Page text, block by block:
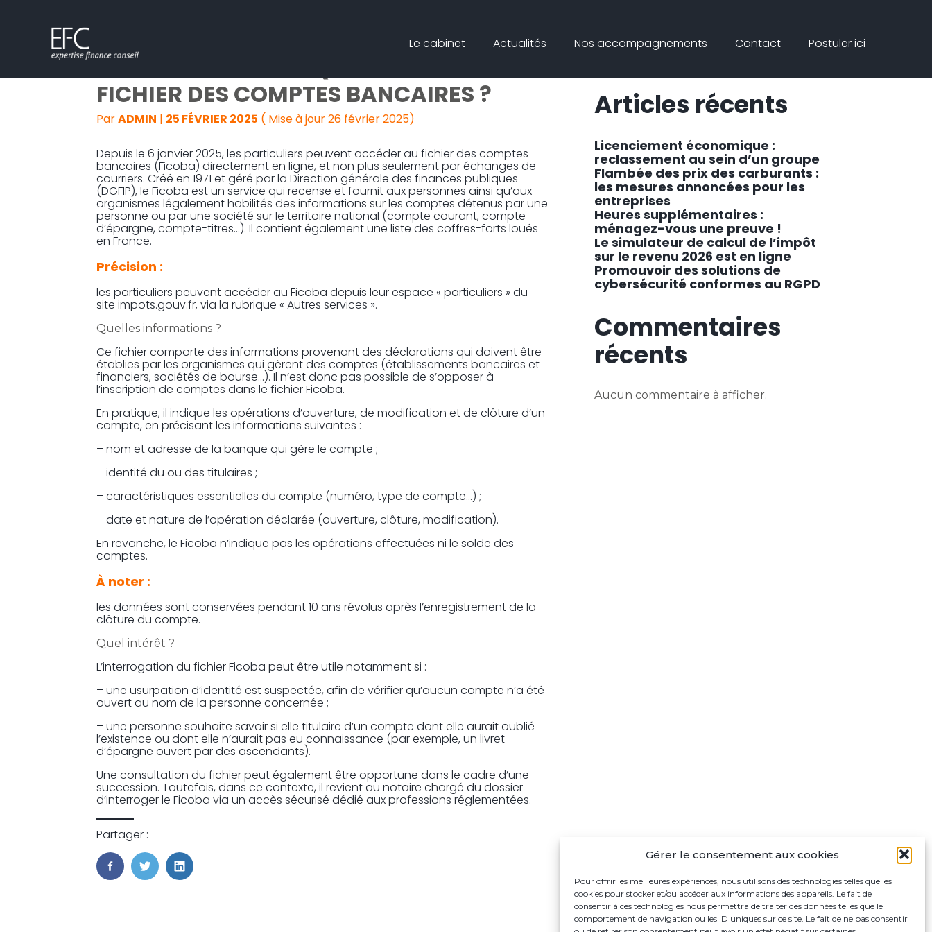
Gérer le consentement aux cookies
Pour offrir les meilleures expériences, nous utilisons des technologies telles que les
cookies pour stocker et/ou accéder aux informations des appareils. Le fait de
consentir à ces technologies nous permettra de traiter des données telles que le
comportement de navigation ou les ID uniques sur ce site. Le fait de ne pas consentir
Aller
au
Le cabinet Actualités Nos accompagnements Contact Postuler ici
COMMENT ET POURQUOI ACCÉDER AU
FICHIER DES COMPTES BANCAIRES ?
ParADMIN | 25 FÉVRIER 2025 ( Mise à jour 26 février 2025)
Depuis le 6 janvier 2025, les particuliers peuvent accéder au fichier des comptes
bancaires (Ficoba) directement en ligne, et non plus seulement par échanges de
courriers. Créé en 1971 et géré par la Direction générale des finances publiques
(DGFIP), le Ficoba est un service qui recense et fournit aux personnes ainsi qu’aux
organismes légalement habilités des informations sur les comptes détenus par une
personne ou par une société sur le territoire national (compte courant, compte
d’épargne, compte-titres…). Il contient également une liste des coffres-forts loués
en France.
Précision :
les particuliers peuvent accéder au Ficoba depuis leur espace « particuliers » du
site impots.gouv.fr, via la rubrique « Autres services ».
Quelles informations ?
Ce fichier comporte des informations provenant des déclarations qui doivent être
établies par les organismes qui gèrent des comptes (établissements bancaires et
financiers, sociétés de bourse…). Il n’est donc pas possible de s’opposer à
l’inscription de comptes dans le fichier Ficoba.
En pratique, il indique les opérations d’ouverture, de modification et de clôture d’un
compte, en précisant les informations suivantes :
– nom et adresse de la banque qui gère le compte ;
– identité du ou des titulaires ;
– caractéristiques essentielles du compte (numéro, type de compte…) ;
– date et nature de l’opération déclarée (ouverture, clôture, modification).
En revanche, le Ficoba n’indique pas les opérations effectuées ni le solde des
comptes.
À noter :
les données sont conservées pendant 10 ans révolus après l’enregistrement de la
clôture du compte.
Quel intérêt ?
L’interrogation du fichier Ficoba peut être utile notamment si :
– une usurpation d’identité est suspectée, afin de vérifier qu’aucun compte n’a été
ouvert au nom de la personne concernée ;
– une personne souhaite savoir si elle titulaire d’un compte dont elle aurait oublié
l’existence ou dont elle n’aurait pas eu connaissance (par exemple, un livret
d’épargne ouvert par des ascendants).
Une consultation du fichier peut également être opportune dans le cadre d’une
succession. Toutefois, dans ce contexte, il revient au notaire chargé du dossier
d’interroger le Ficoba via un accès sécurisé dédié aux professions réglementées.
Partager :
FaceBook
TwitterLinkedIn
Blog
sidebar
Articles récents
Licenciement économique :
reclassement au sein d’un groupe
Flambée des prix des carburants :
les mesures annoncées pour les
entreprises
Heures supplémentaires :
ménagez-vous une preuve !
Le simulateur de calcul de l’impôt
sur le revenu 2026 est en ligne
Promouvoir des solutions de
cybersécurité conformes au RGPD
Commentaires
récents
Aucun commentaire à afficher.